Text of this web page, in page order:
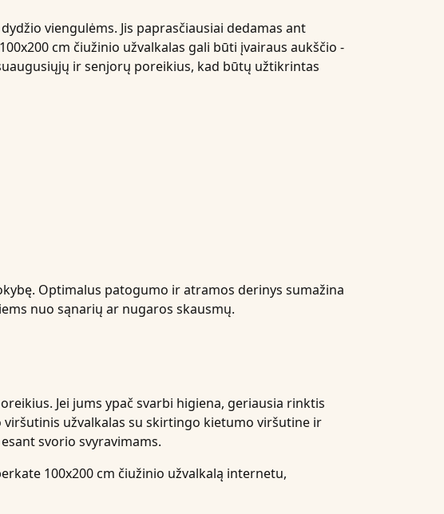
viengulėms. Jis paprasčiausiai dedamas ant
cm čiužinio užvalkalas gali būti įvairaus aukščio -
ir senjorų poreikius, kad būtų užtikrintas
Optimalus patogumo ir atramos derinys sumažina
nuo sąnarių ar nugaros skausmų.
Jei jums ypač svarbi higiena, geriausia rinktis
viršutinis užvalkalas su skirtingo kietumo viršutine ir
svorio svyravimams.
100x200 cm čiužinio užvalkalą internetu,